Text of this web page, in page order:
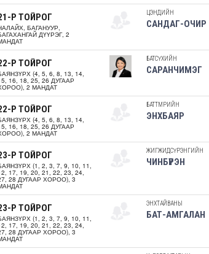
Р ТОЙРОГ
БАГАНУУР,
ДҮҮРЭГ, 2
ЦЭНДИЙН
САНДАГ-ОЧИР
Р ТОЙРОГ
(4, 5, 6, 8, 13, 14,
16, 18, 25, 26 ДУГААР
2 МАНДАТ
БАТСҮХИЙН
САРАНЧИМЭГ
Р ТОЙРОГ
(4, 5, 6, 8, 13, 14,
16, 18, 25, 26 ДУГААР
2 МАНДАТ
БАТТӨМӨРИЙН
ЭНХБАЯР
Р ТОЙРОГ
(1, 2, 3, 7, 9, 10, 11,
17, 19, 20, 21, 22, 23, 24,
28 ДУГААР ХОРОО), 3
ЖИГЖИДСҮРЭНГИЙН
ЧИНБҮРЭН
Р ТОЙРОГ
(1, 2, 3, 7, 9, 10, 11,
17, 19, 20, 21, 22, 23, 24,
28 ДУГААР ХОРОО), 3
ЭНХТАЙВАНЫ
БАТ-АМГАЛАН